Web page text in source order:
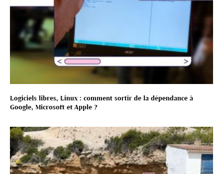
Logiciels libres, Linux : comment sortir de la dépendance à
Google, Microsoft et Apple ?